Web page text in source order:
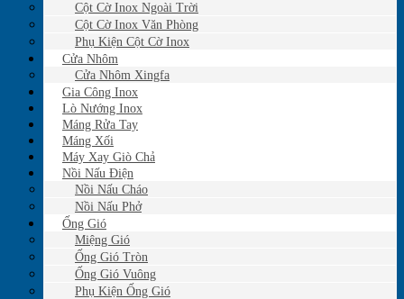
Cột Cờ Inox Ngoài Trời
Cột Cờ Inox Văn Phòng
Phụ Kiện Cột Cờ Inox
Cửa Nhôm
Cửa Nhôm Xingfa
Gia Công Inox
Lò Nướng Inox
Máng Rửa Tay
Máng Xối
Máy Xay Giò Chả
Nồi Nấu Điện
Nồi Nấu Cháo
Nồi Nấu Phở
Ống Gió
Miệng Gió
Ống Gió Tròn
Ống Gió Vuông
Phụ Kiện Ống Gió